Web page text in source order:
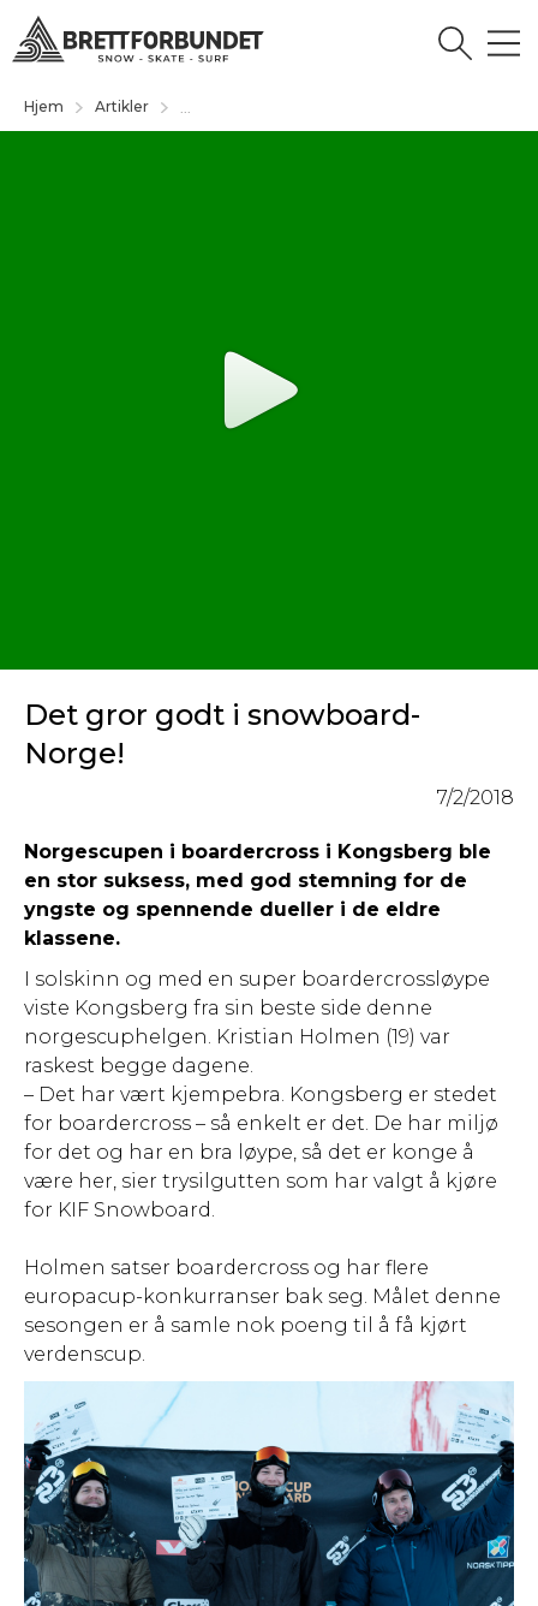
Hjem Artikler
Det gror godt i snowboard-
Norge!
7/2/2018
Norgescupen i boardercross i Kongsberg ble
en stor suksess, med god stemning for de
yngste og spennende dueller i de eldre
klassene.
I solskinn og med en super boardercrossløype
viste Kongsberg fra sin beste side denne
norgescuphelgen. Kristian Holmen (19) var
raskest begge dagene.
– Det har vært kjempebra. Kongsberg er stedet
for boardercross – så enkelt er det. De har miljø
for det og har en bra løype, så det er konge å
være her, sier trysilgutten som har valgt å kjøre
for KIF Snowboard.
Holmen satser boardercross og har flere
europacup-konkurranser bak seg. Målet denne
sesongen er å samle nok poeng til å få kjørt
verdenscup.